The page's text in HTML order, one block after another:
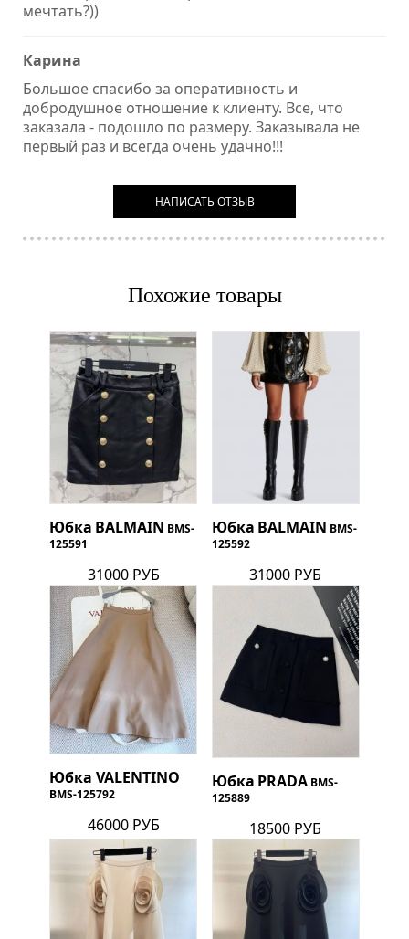
мечтать?))
Карина
Большое спасибо за оперативность и
добродушное отношение к клиенту. Все, что
заказала - подошло по размеру. Заказывала не
первый раз и всегда очень удачно!!!
НАПИСАТЬ ОТЗЫВ
Похожие товары
Юбка BALMAIN BMS-
125591
31000 РУБ
Юбка BALMAIN BMS-
125592
31000 РУБ
Юбка VALENTINO
BMS-125792
46000 РУБ
Юбка PRADA BMS-
125889
18500 РУБ